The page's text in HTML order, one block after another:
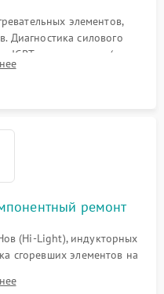
элементов,
Диагностика силового
IGBT-транзисторов (для
контроля (для газовых
ремонт
(Hi-Light), индукторных
сгоревших элементов на
замена поврежденной